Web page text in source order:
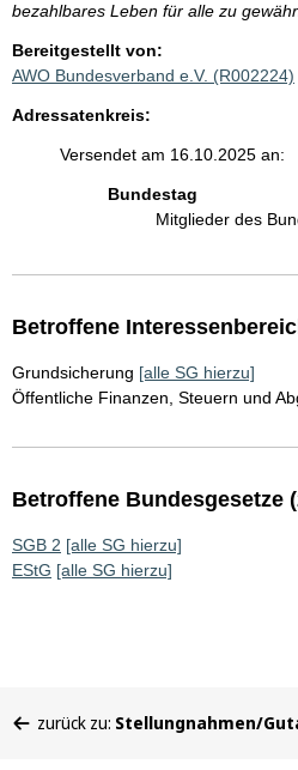
bezahlbares Leben für alle zu
Bereitgestellt von:
AWO Bundesverband e.V. (R002224)
Adressatenkreis:
Versendet am 16.10.2025 an:
Bundestag
Mitglieder des
Betroffene
Grundsicherung [alle SG hierzu]
Öffentliche Finanzen, Steuern und
Betroffene Bundesgesetze
SGB 2 [alle SG hierzu]
EStG [alle SG hierzu]
befinden
zurück zu: Stellungnahmen/